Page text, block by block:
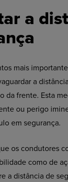
a
mais
a
da frente. Esta
ou perigo
em segurança.
os condutores
como de
a distância de